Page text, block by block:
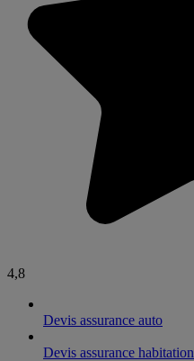
4,8
Devis assurance auto
Devis assurance habitation